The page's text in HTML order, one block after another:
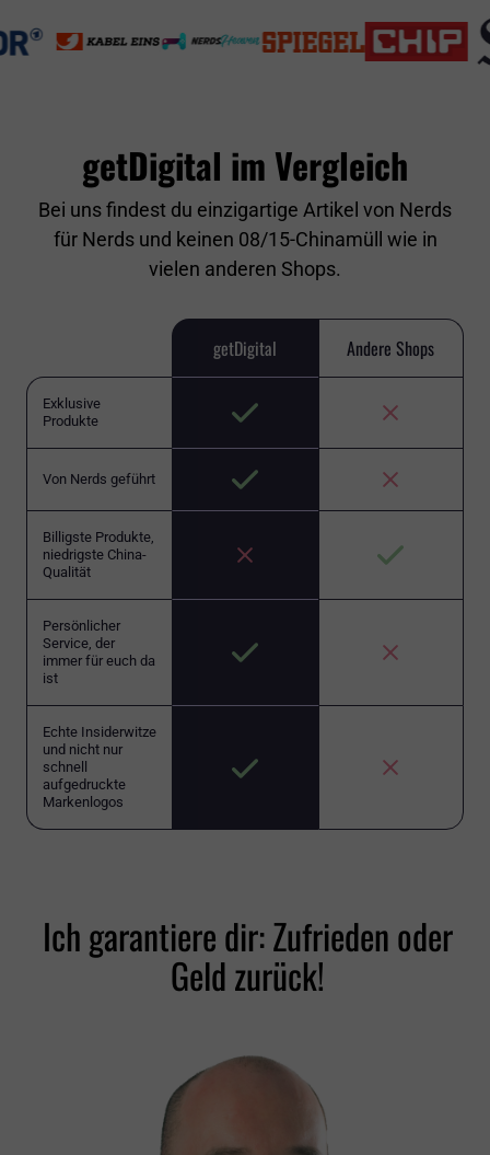
getDigital im Vergleich
Bei uns findest du einzigartige Artikel von Nerds
für Nerds und keinen 08/15-Chinamüll wie in
vielen anderen Shops.
getDigital Andere Shops
Exklusive
Produkte
Von Nerds geführt
Billigste Produkte,
niedrigste China-
Qualität
Persönlicher
Service, der
immer für euch da
ist
Echte Insiderwitze
und nicht nur
schnell
aufgedruckte
Markenlogos
Ich garantiere dir: Zufrieden oder
Geld zurück!